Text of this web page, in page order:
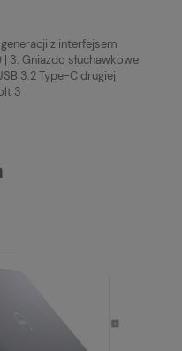
z interfejsem
3. Gniazdo słuchawkowe
3.2 Type-C drugiej
3